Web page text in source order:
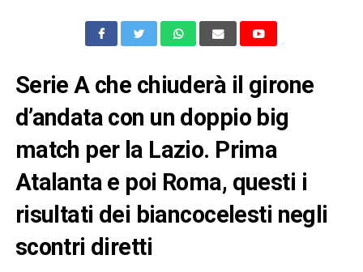
Serie A che chiuderà il girone
d’andata con un doppio big
match per la Lazio. Prima
Atalanta e poi Roma, questi i
risultati dei biancocelesti negli
scontri diretti